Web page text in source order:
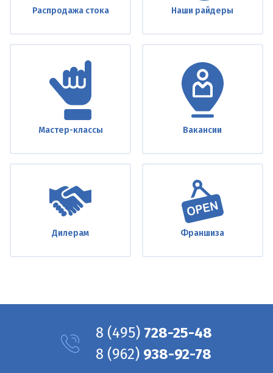
Распродажа стока Наши райдеры
Мастер-классы Вакансии
Дилерам Франшиза
8 (495) 728-25-48
8 (962) 938-92-78